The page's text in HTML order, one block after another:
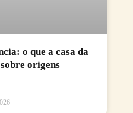
o que a casa da
origens